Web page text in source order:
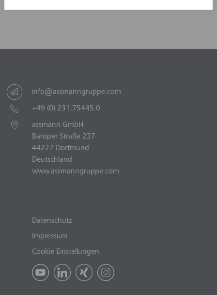
info@assmanngruppe.com
+49 (0) 231.75445.0
assmann GmbH
Baroper Straße 237
44227 Dortmund
Deutschland
www.assmanngruppe.com
Datenschutz
Impressum
Cookie Einstellungen